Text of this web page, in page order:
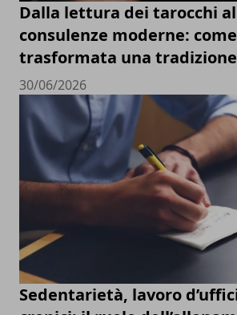
Dalla lettura dei tarocchi
consulenze moderne:
trasformata una tradizione
30/06/2026
Sedentarietà, lavoro